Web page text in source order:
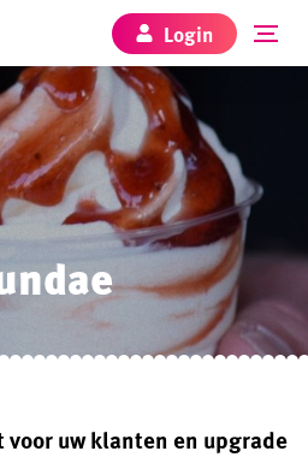
Login
voor uw klanten en upgrade